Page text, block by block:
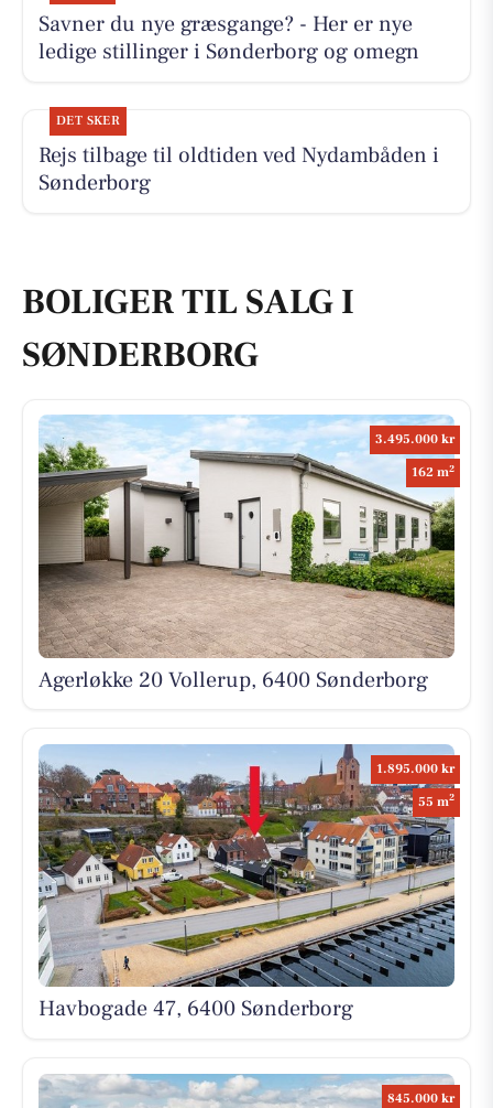
Savner du nye græsgange? - Her er nye
ledige stillinger i Sønderborg og omegn
DET SKER
Rejs tilbage til oldtiden ved Nydambåden i
Sønderborg
BOLIGER TIL SALG I
SØNDERBORG
3.495.000 kr
162 m2
Agerløkke 20 Vollerup, 6400 Sønderborg
1.895.000 kr
55 m2
Havbogade 47, 6400 Sønderborg
845.000 kr